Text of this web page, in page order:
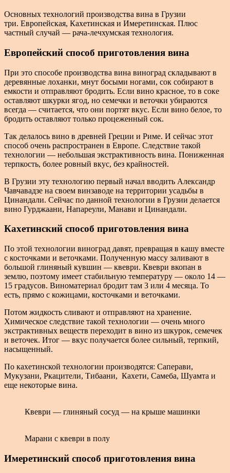
Основных технологий производства вина в Грузии
три. Европейская, Кахетинская и Имеретинская. Плюс
частный случай — рача-лечхумская технология.
Европейский способ приготовления вина
При это способе производства вина виноград складывают в
деревянные лоханки, мнут босыми ногами, сок собирают в
емкости и отправляют бродить. Если вино красное, то в соке
оставляют шкурки ягод, но семечки и веточки убираются
всегда — считается, что они портят вкус. Если вино белое, то
бродить оставляют только процеженный сок.
Так делалось вино в древней Греции и Риме. И сейчас этот
способ очень распространен в Европе. Следствие такой
технологии — небольшая экстрактивность вина. Пониженная
терпкость, более ровный вкус, без крайностей.
В Грузии эту технологию первый начал вводить Александр
Чавчавадзе на своем винзаводе на территории усадьбы в
Цинандали. Сейчас по данной технологии в Грузии делается
вино Гурджаани, Напареули, Манави и Цинандали.
Кахетинский способ приготовления вина
По этой технологии виноград давят, превращая в кашу вместе
с косточками и веточками. Полученную массу заливают в
большой глиняный кувшин — квеври. Квеври вкопан в
землю, поэтому имеет стабильную температуру — около 14 —
15 градусов. Виноматериал бродит там 3 или 4 месяца. То
есть, прямо с кожицами, косточками и веточками.
Потом жидкость сливают и отправляют на хранение.
Химическое следствие такой технологии — очень много
экстрактивных веществ переходит в вино из шкурок, семечек
и веточек. Итог — вкус получается более сильный, терпкий,
насыщенный.
По кахетинской технологии производятся: Саперави,
Мукузани, Ркацители, Тибаани, Кахети, Самеба, Шуамта и
еще некоторые вина.
Квеври — глиняный сосуд — на крыше машинки
Марани с квеври в полу
Имеретинский способ приготовления вина